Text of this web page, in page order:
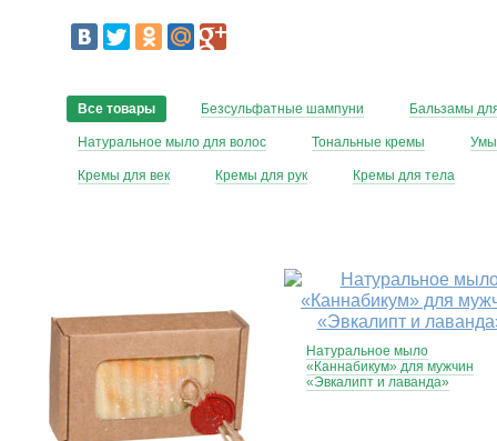
Все товары Безсульфатные шампуни Бальзамы
Натуральное мыло для волос Тональные кремы
Кремы для век Кремы для рук Кремы для тела
Натуральное мыло
«Каннабикум» для мужчин
«Эвкалипт и лаванда»